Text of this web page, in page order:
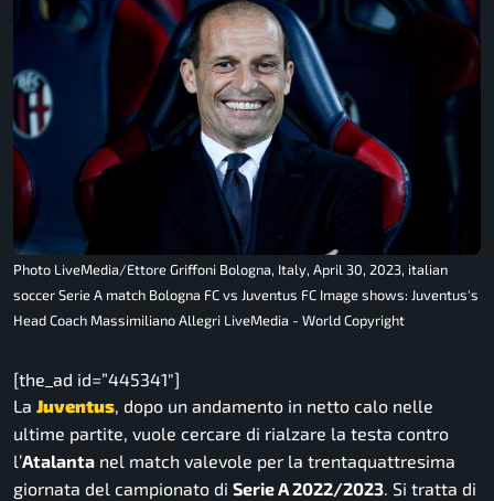
Photo LiveMedia/Ettore Griffoni Bologna, Italy, April 30, 2023, italian
soccer Serie A match Bologna FC vs Juventus FC Image shows: Juventus's
Head Coach Massimiliano Allegri LiveMedia - World Copyright
[the_ad id=”445341″]
La Juventus, dopo un andamento in netto calo nelle
ultime partite, vuole cercare di rialzare la testa contro
l’Atalanta nel match valevole per la trentaquattresima
giornata del campionato di Serie A 2022/2023. Si tratta di